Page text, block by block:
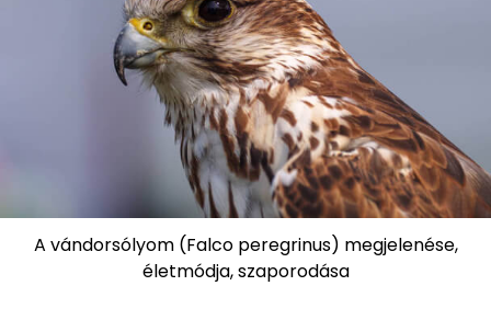
A vándorsólyom (Falco peregrinus) megjelenése,
életmódja, szaporodása